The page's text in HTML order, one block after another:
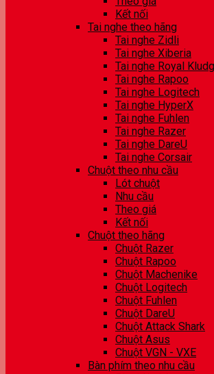
Kết nối
Tai nghe theo hãng
Tai nghe Zidli
Tai nghe Xiberia
Tai nghe Royal
Tai nghe Rapoo
Tai nghe Logitech
Tai nghe HyperX
Tai nghe Fuhlen
Tai nghe Razer
Tai nghe DareU
Tai nghe Corsair
Chuột theo nhu cầu
Lót chuột
Nhu cầu
Theo giá
Kết nối
Chuột theo hãng
Chuột Razer
Chuột Rapoo
Chuột Machenike
Chuột Logitech
Chuột Fuhlen
Chuột DareU
Chuột Attack Shark
Chuột Asus
Chuột VGN - VXE
Bàn phím theo nhu cầu